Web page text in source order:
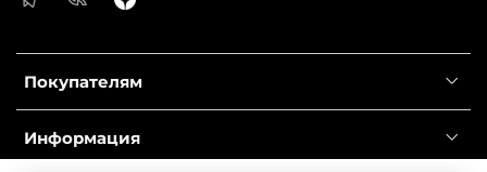
Покупателям
Информация